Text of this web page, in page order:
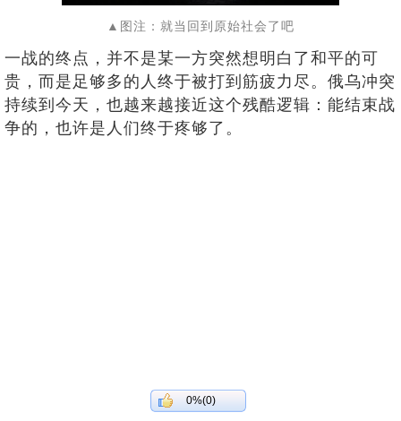
▲图注：就当回到原始社会了吧
一战的终点，并不是某一方突然想明白了和平的可
贵，而是足够多的人终于被打到筋疲力尽。俄乌冲突
持续到今天，也越来越接近这个残酷逻辑：能结束战
争的，也许是人们终于疼够了。
0%(0)